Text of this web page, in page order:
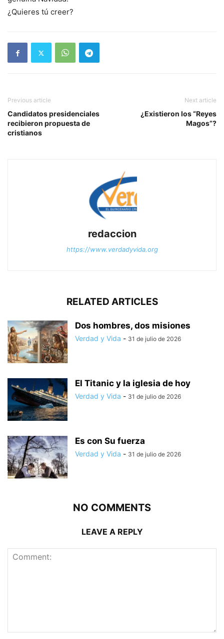
¿Quieres tú creer?
Previous article
Candidatos presidenciales
recibieron propuesta de
cristianos
Next article
¿Existieron los “Reyes
Magos”?
redaccion
https://www.verdadyvida.org
RELATED ARTICLES
Dos hombres, dos misiones
Verdad y Vida - 31 de julio de 2026
El Titanic y la iglesia de hoy
Verdad y Vida - 31 de julio de 2026
Es con Su fuerza
Verdad y Vida - 31 de julio de 2026
NO COMMENTS
LEAVE A REPLY